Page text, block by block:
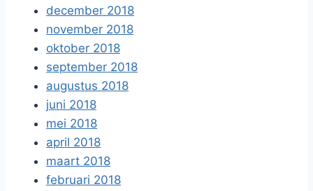
december 2018
november 2018
oktober 2018
september 2018
augustus 2018
juni 2018
mei 2018
april 2018
maart 2018
februari 2018